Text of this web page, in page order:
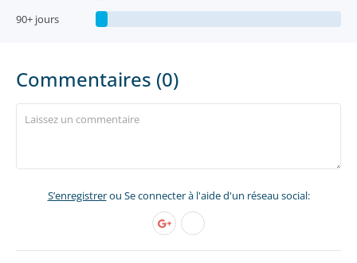
90+ jours
Commentaires (0)
S’enregistrerou Se connecter à l'aide d'un réseau social: